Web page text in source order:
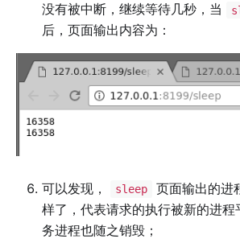
没有被中断，继续等待几秒，当
后，页面输出内容为：
可以发现， sleep
页面输出的进
样了，代表请求的执行被新的进程
务进程也随之销毁；